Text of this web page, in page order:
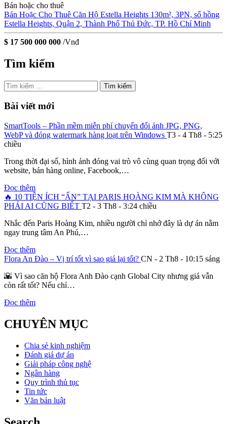
Bán hoặc cho thuê
Bán Hoặc Cho Thuê Căn Hộ Estella Heights 130m², 3PN, sổ hồng
Estella Heights, Quận 2, Thành Phố Thủ Đức, TP. Hồ Chí Minh
$ 17 500 000 000 /Vnđ
Tìm kiếm
Tìm
kiếm
cho:
Bài viết mới
SmartTools – Phần mềm miễn phí chuyển đổi ảnh JPG, PNG,
WebP và đóng watermark hàng loạt trên Windows T3 - 4 Th8 - 5:25
chiều
Trong thời đại số, hình ảnh đóng vai trò vô cùng quan trọng đối với
website, bán hàng online, Facebook,…
Đọc thêm
🔥 10 TIỆN ÍCH “ẨN” TẠI PARIS HOÀNG KIM MÀ KHÔNG
PHẢI AI CŨNG BIẾT T2 - 3 Th8 - 3:24 chiều
Nhắc đến Paris Hoàng Kim, nhiều người chỉ nhớ đây là dự án nằm
ngay trung tâm An Phú,…
Đọc thêm
Flora An Đào – Vị trí tốt vì sao giá lại tốt? CN - 2 Th8 - 10:15 sáng
🌇 Vì sao căn hộ Flora Anh Đào cạnh Global City nhưng giá vẫn
còn rất tốt? Nếu chỉ…
Đọc thêm
CHUYÊN MỤC
Chia sẻ kinh nghiệm
Đánh giá dự án
Giải pháp công nghệ
Ngân hàng
Quy trình thủ tục
Tin tức
Văn bản luật